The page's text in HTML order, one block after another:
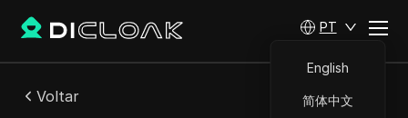
PT
English
简体中文
Voltar